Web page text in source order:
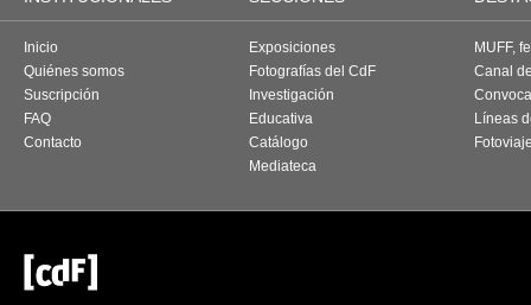
Inicio
Quiénes somos
Suscripción
FAQ
Contacto
Exposiciones
Fotografías del CdF
Investigación
Educativa
Catálogo
Mediateca
MUFF,
Canal
Líneas